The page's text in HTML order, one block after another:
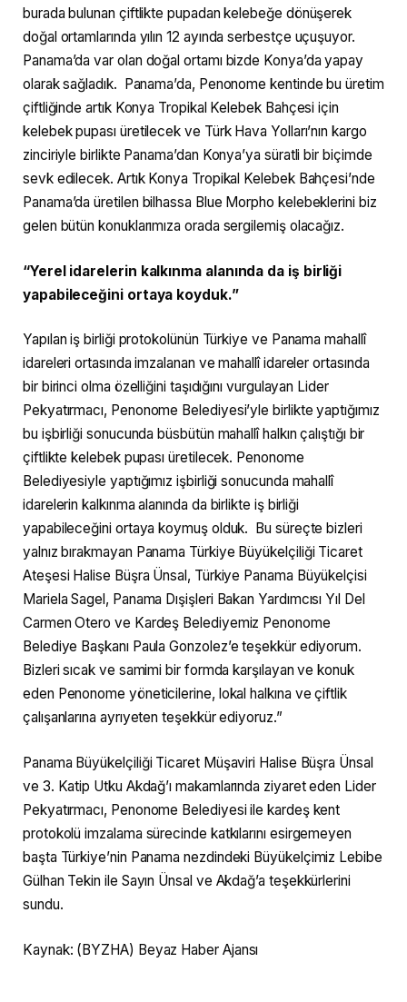
burada bulunan çiftlikte pupadan kelebeğe dönüşerek
doğal ortamlarında yılın 12 ayında serbestçe uçuşuyor.
Panama’da var olan doğal ortamı bizde Konya’da yapay
olarak sağladık. Panama’da, Penonome kentinde bu üretim
çiftliğinde artık Konya Tropikal Kelebek Bahçesi için
kelebek pupası üretilecek ve Türk Hava Yolları’nın kargo
zinciriyle birlikte Panama’dan Konya’ya süratli bir biçimde
sevk edilecek. Artık Konya Tropikal Kelebek Bahçesi’nde
Panama’da üretilen bilhassa Blue Morpho kelebeklerini biz
gelen bütün konuklarımıza orada sergilemiş olacağız.
“Yerel idarelerin kalkınma alanında da iş birliği
yapabileceğini ortaya koyduk.”
Yapılan iş birliği protokolünün Türkiye ve Panama mahallî
idareleri ortasında imzalanan ve mahallî idareler ortasında
bir birinci olma özelliğini taşıdığını vurgulayan Lider
Pekyatırmacı, Penonome Belediyesi’yle birlikte yaptığımız
bu işbirliği sonucunda büsbütün mahallî halkın çalıştığı bir
çiftlikte kelebek pupası üretilecek. Penonome
Belediyesiyle yaptığımız işbirliği sonucunda mahallî
idarelerin kalkınma alanında da birlikte iş birliği
yapabileceğini ortaya koymuş olduk. Bu süreçte bizleri
yalnız bırakmayan Panama Türkiye Büyükelçiliği Ticaret
Ateşesi Halise Büşra Ünsal, Türkiye Panama Büyükelçisi
Mariela Sagel, Panama Dışişleri Bakan Yardımcısı Yıl Del
Carmen Otero ve Kardeş Belediyemiz Penonome
Belediye Başkanı Paula Gonzolez’e teşekkür ediyorum.
Bizleri sıcak ve samimi bir formda karşılayan ve konuk
eden Penonome yöneticilerine, lokal halkına ve çiftlik
çalışanlarına ayrıyeten teşekkür ediyoruz.”
Panama Büyükelçiliği Ticaret Müşaviri Halise Büşra Ünsal
ve 3. Katip Utku Akdağ’ı makamlarında ziyaret eden Lider
Pekyatırmacı, Penonome Belediyesi ile kardeş kent
protokolü imzalama sürecinde katkılarını esirgemeyen
başta Türkiye’nin Panama nezdindeki Büyükelçimiz Lebibe
Gülhan Tekin ile Sayın Ünsal ve Akdağ’a teşekkürlerini
sundu.
Kaynak: (BYZHA) Beyaz Haber Ajansı